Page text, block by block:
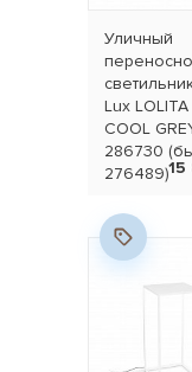
Уличный
Lux
COOL
286730
276489)15